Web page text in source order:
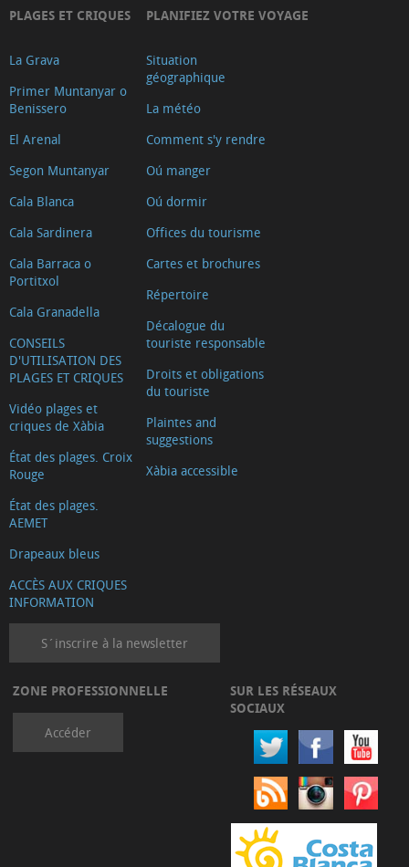
PLAGES ET CRIQUES
La Grava
Primer Muntanyar o
Benissero
El Arenal
Segon Muntanyar
Cala Blanca
Cala Sardinera
Cala Barraca o
Portitxol
Cala Granadella
CONSEILS
D'UTILISATION DES
PLAGES ET CRIQUES
Vidéo plages et
criques de Xàbia
État des plages. Croix
Rouge
État des plages.
AEMET
Drapeaux bleus
ACCÈS AUX CRIQUES
INFORMATION
PLANIFIEZ VOTRE VOYAGE
Situation
géographique
La météo
Comment s'y rendre
Oú manger
Oú dormir
Offices du tourisme
Cartes et brochures
Répertoire
Décalogue du
touriste responsable
Droits et obligations
du touriste
Plaintes and
suggestions
Xàbia accessible
S´inscrire à la newsletter
ZONE PROFESSIONNELLE
Accéder
SUR LES RÉSEAUX
SOCIAUX